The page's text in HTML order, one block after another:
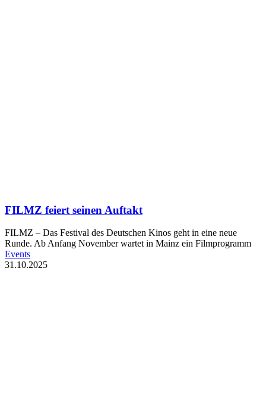
FILMZ feiert seinen Auftakt
FILMZ – Das Festival des Deutschen Kinos geht in eine neue
Runde. Ab Anfang November wartet in Mainz ein Filmprogramm
Events
31.10.2025